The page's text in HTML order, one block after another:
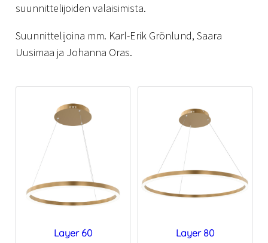
suunnittelijoiden valaisimista.
Suunnittelijoina mm. Karl-Erik Grönlund, Saara
Uusimaa ja Johanna Oras.
Layer 60 Layer 80